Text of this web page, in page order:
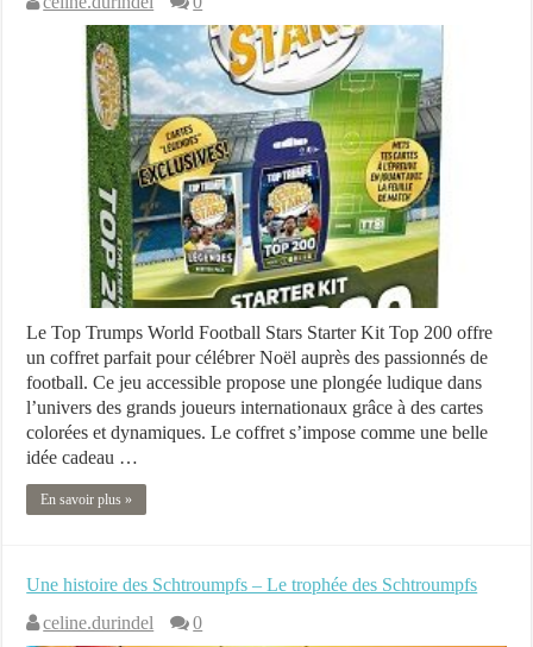
Le Top Trumps World Football Stars Starter Kit Top 200 offre
un coffret parfait pour célébrer Noël auprès des passionnés de
football. Ce jeu accessible propose une plongée ludique dans
l’univers des grands joueurs internationaux grâce à des cartes
colorées et dynamiques. Le coffret s’impose comme une belle
idée cadeau …
En savoir plus »
Une histoire des Schtroumpfs – Le trophée des Schtroumpfs
celine.durindel
0